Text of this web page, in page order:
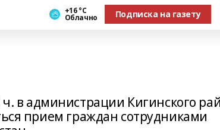
+16 °С
Облачно Подписка на газету
ч. в администрации Кигинского
прием граждан сотрудниками